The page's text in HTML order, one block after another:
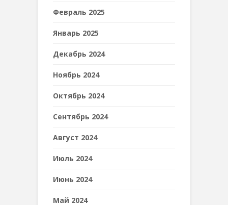
Февраль 2025
Январь 2025
Декабрь 2024
Ноябрь 2024
Октябрь 2024
Сентябрь 2024
Август 2024
Июль 2024
Июнь 2024
Май 2024